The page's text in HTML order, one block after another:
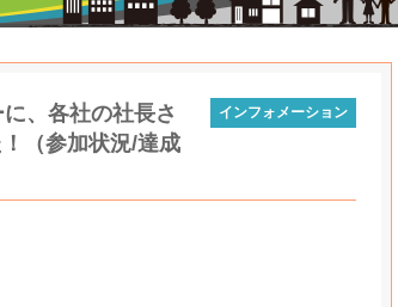
、各社の社長さ
（参加状況/達成
インフォメーション